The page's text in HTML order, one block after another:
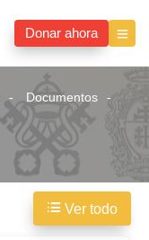
Donar ahora
Documentos
Ver todo